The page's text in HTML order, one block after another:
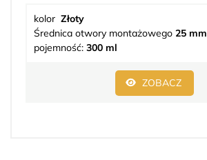
kolor Złoty
Średnica otwory montażowego 25 mm
pojemność: 300 ml
ZOBACZ